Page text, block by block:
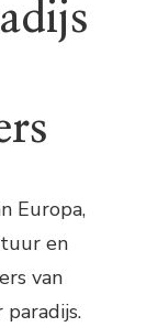
Europa,
en
van
paradijs.